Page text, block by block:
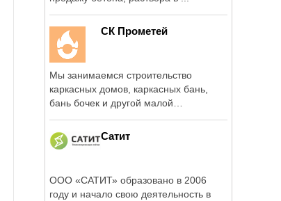
СК Прометей
Мы занимаемся строительство
каркасных домов, каркасных бань,
бань бочек и другой малой
Сатит
ООО «САТИТ» образовано в 2006
году и начало свою деятельность в